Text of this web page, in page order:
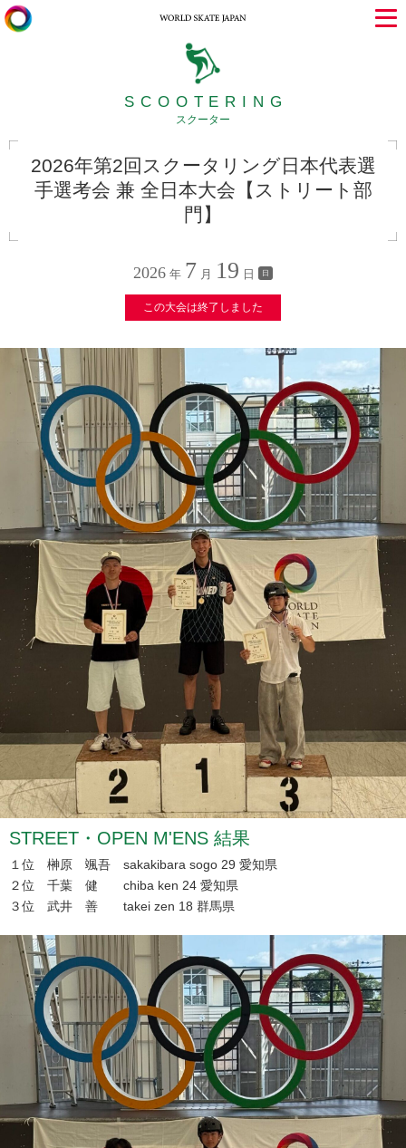
SCOOTERING
スクーター
2026年第2回スクータリング日本代表選
手選考会 兼 全日本大会【ストリート部
門】
2026 年 7 月 19 日 日
この大会は終了しました
STREET・OPEN M'ENS 結果
１位 榊原 颯吾 sakakibara sogo 29 愛知県
２位 千葉 健 chiba ken 24 愛知県
３位 武井 善 takei zen 18 群馬県